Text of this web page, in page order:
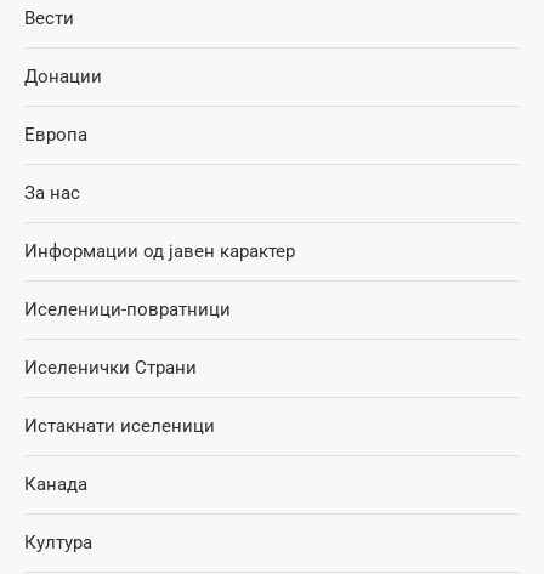
Вести
Донации
Европа
За нас
Информации од јавен карактер
Иселеници-повратници
Иселенички Страни
Истакнати иселеници
Канада
Култура